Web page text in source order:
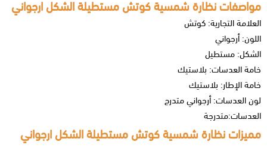
مواصفات نظارة شمسية كوتش مستطيلة الشكل ارجواني
العلامة التجارية: كوتش
اللون: أرجواني
الشكل: مستطيل
خامة العدسات: بلاستيك
خامة الإطار: بلاستيك
لون العدسات: أرجواني متدرج
العدسات:متدرجة
مميزات نظارة شمسية كوتش مستطيلة الشكل ارجواني